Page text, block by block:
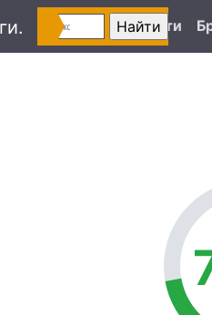
Автоновости